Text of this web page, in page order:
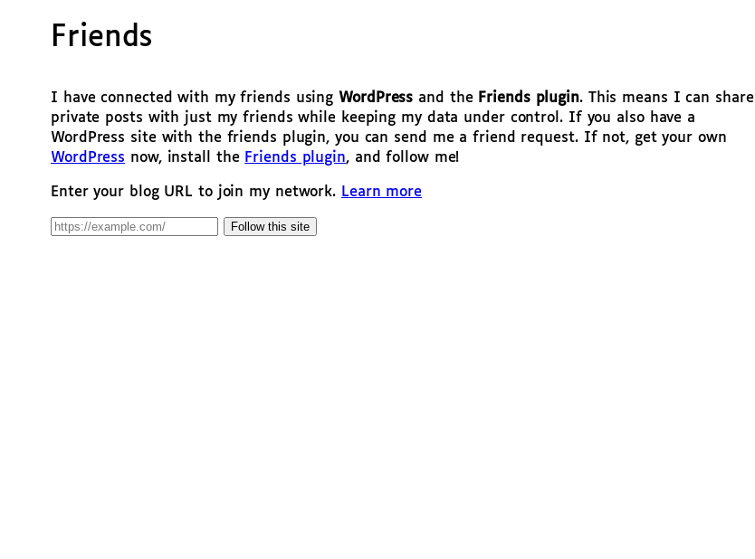
Friends
I have connected with my friends using WordPress and the Friends plugin. This means I can share
private posts with just my friends while keeping my data under control. If you also have a
WordPress site with the friends plugin, you can send me a friend request. If not, get your own
WordPress now, install the Friends plugin, and follow me!
Enter your blog URL to join my network. Learn more
Follow this site